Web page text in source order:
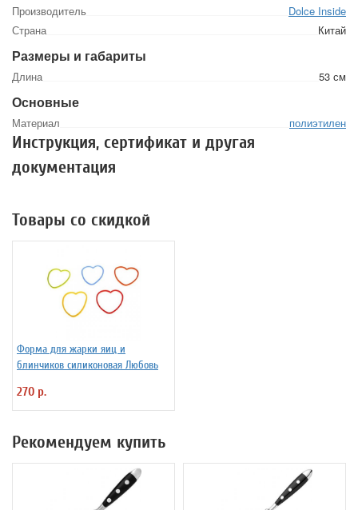
Производитель
Dolce Inside
Страна
Китай
Размеры и габариты
Длина 53 см
Основные
Материал полиэтилен
Инструкция, сертификат и другая
документация
Товары со скидкой
Форма для жарки яиц и
блинчиков силиконовая Любовь
270 р.
Рекомендуем купить